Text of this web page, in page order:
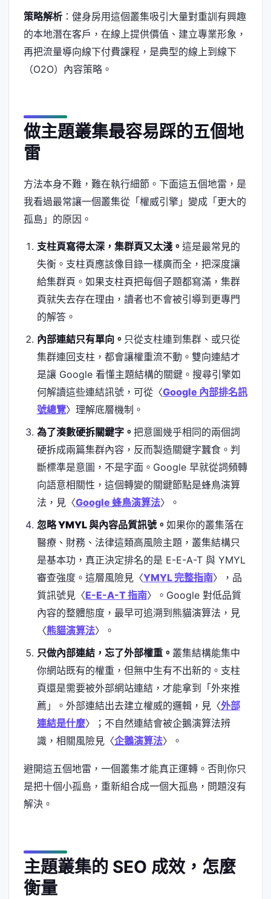
策略解析 ：健身房用這個叢集吸引大量對重訓有興趣
的本地潛在客戶，在線上提供價值、建立專業形象，
再把流量導向線下付費課程，是典型的線上到線下
（O2O）內容策略。
做主題叢集最容易踩的五個地
雷
方法本身不難，難在執行細節。下面這五個地雷，是
我看過最常讓一個叢集從「權威引擎」變成「更大的
孤島」的原因。
支柱頁寫得太深，集群頁又太淺。 這是最常見的
失衡。支柱頁應該像目錄一樣廣而全，把深度讓
給集群頁。如果支柱頁把每個子題都寫滿，集群
頁就失去存在理由，讀者也不會被引導到更專門
的解答。
內部連結只有單向。 只從支柱連到集群、或只從
集群連回支柱，都會讓權重流不動。雙向連結才
是讓 Google 看懂主題結構的關鍵。搜尋引擎如
何解讀這些連結訊號，可從〈Google 內部排名訊
號總覽〉理解底層機制。
為了湊數硬拆關鍵字。 把意圖幾乎相同的兩個詞
硬拆成兩篇集群內容，反而製造關鍵字蠶食。判
斷標準是意圖，不是字面。Google 早就從詞頻轉
向語意相關性，這個轉變的關鍵節點是蜂鳥演算
法，見〈Google 蜂鳥演算法〉。
忽略 YMYL 與內容品質訊號。 如果你的叢集落在
醫療、財務、法律這類高風險主題，叢集結構只
是基本功，真正決定排名的是 E-E-A-T 與 YMYL
審查強度。這層風險見〈YMYL 完整指南〉，品
質訊號見〈E-E-A-T 指南〉。Google 對低品質
內容的整體態度，最早可追溯到熊貓演算法，見
〈熊貓演算法〉。
只做內部連結，忘了外部權重。 叢集結構能集中
你網站既有的權重，但無中生有不出新的。支柱
頁還是需要被外部網站連結，才能拿到「外來推
薦」。外部連結出去建立權威的邏輯，見〈外部
連結是什麼〉；不自然連結會被企鵝演算法辨
識，相關風險見〈企鵝演算法〉。
避開這五個地雷，一個叢集才能真正運轉。否則你只
是把十個小孤島，重新組合成一個大孤島，問題沒有
解決。
主題叢集的 SEO 成效，怎麼
衡量